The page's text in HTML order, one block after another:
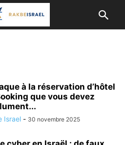
à la réservation d’hôtel
que vous devez
Israel - 30 novembre 2025